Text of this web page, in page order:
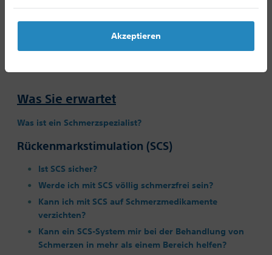
Akzeptieren
Empfehlungen, und Ihr medizinisches Team sollte immer zu
Rate gezogen werden. Wir hoffen, dass diese Hinweise und
Informationen Ihnen bei der Entscheidung für eine Behandlung
helfen oder Sie dabei unterstützen, die bereits bestehende
Was Sie erwartet
Was ist ein Schmerzspezialist?
Rückenmarkstimulation (SCS)
Ist SCS sicher?
Werde ich mit SCS völlig schmerzfrei sein?
Kann ich mit SCS auf Schmerzmedikamente
verzichten?
Kann ein SCS-System mir bei der Behandlung von
Schmerzen in mehr als einem Bereich helfen?